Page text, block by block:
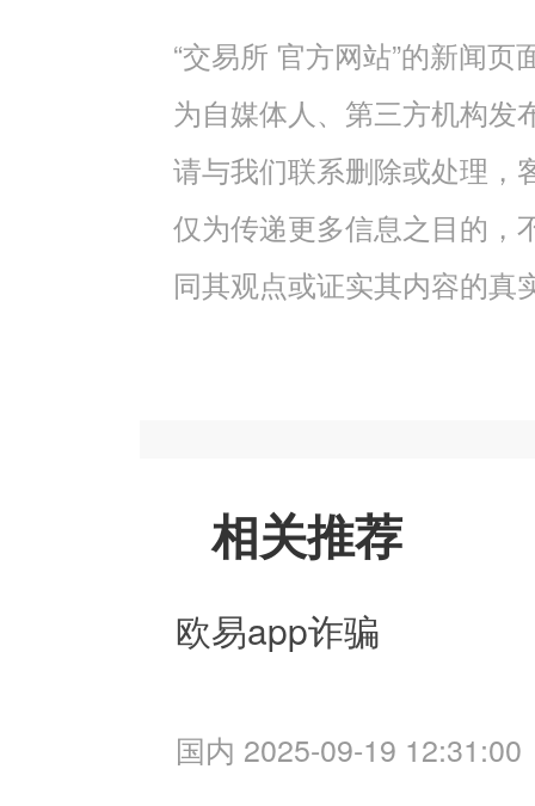
“交易所 官方网站”的新闻
为自媒体人、第三方机构发
请与我们联系删除或处理，
仅为传递更多信息之目的，
同其观点或证实其内容的真
相关推荐
欧易app诈骗
国内 2025-09-19 12:31:00